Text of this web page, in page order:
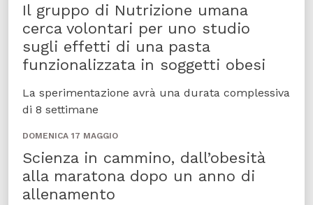
Il gruppo di Nutrizione umana
cerca volontari per uno studio
sugli effetti di una pasta
funzionalizzata in soggetti obesi
La sperimentazione avrà una durata complessiva
di 8 settimane
DOMENICA 17 MAGGIO
Scienza in cammino, dall’obesità
alla maratona dopo un anno di
allenamento